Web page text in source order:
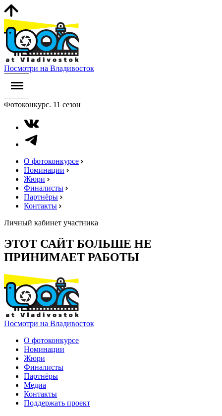
Посмотри на Владивосток
Фотоконкурс. 11 сезон
О фотоконкурсе
Номинации
Жюри
Финалисты
Партнёры
Контакты
Личный кабинет участника
ЭТОТ САЙТ БОЛЬШЕ НЕ
ПРИНИМАЕТ РАБОТЫ
Посмотри на Владивосток
О фотоконкурсе
Номинации
Жюри
Финалисты
Партнёры
Медиа
Контакты
Поддержать проект